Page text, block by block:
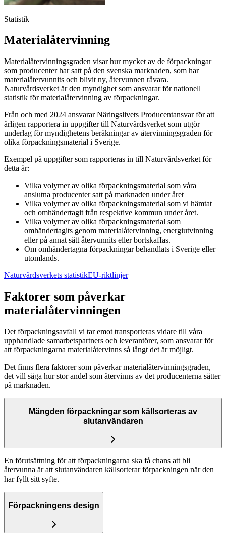
Statistik
Materialåtervinning
Materialåtervinningsgraden visar hur mycket av de förpackningar
som producenter har satt på den svenska marknaden, som har
materialåtervunnits och blivit ny, återvunnen råvara.
Naturvårdsverket är den myndighet som ansvarar för nationell
statistik för materialåtervinning av förpackningar.
Från och med 2024 ansvarar Näringslivets Producentansvar för att
årligen rapportera in uppgifter till Naturvårdsverket som utgör
underlag för myndighetens beräkningar av återvinningsgraden för
olika förpackningsmaterial i Sverige.
Exempel på uppgifter som rapporteras in till Naturvårdsverket för
detta är:
Vilka volymer av olika förpackningsmaterial som våra
anslutna producenter satt på marknaden under året
Vilka volymer av olika förpackningsmaterial som vi hämtat
och omhändertagit från respektive kommun under året.
Vilka volymer av olika förpackningsmaterial som
omhändertagits genom materialåtervinning, energiutvinning
eller på annat sätt återvunnits eller bortskaffas.
Om omhändertagna förpackningar behandlats i Sverige eller
utomlands.
Naturvårdsverkets statistikEU-riktlinjer
Faktorer som påverkar
materialåtervinningen
Det förpackningsavfall vi tar emot transporteras vidare till våra
upphandlade samarbetspartners och leverantörer, som ansvarar för
att förpackningarna materialåtervinns så långt det är möjligt.
Det finns flera faktorer som påverkar materialåtervinningsgraden,
det vill säga hur stor andel som återvinns av det producenterna sätter
på marknaden.
Mängden förpackningar som källsorteras av
slutanvändaren
En förutsättning för att förpackningarna ska få chans att bli
återvunna är att slutanvändaren källsorterar förpackningen när den
har fyllt sitt syfte.
Förpackningens design